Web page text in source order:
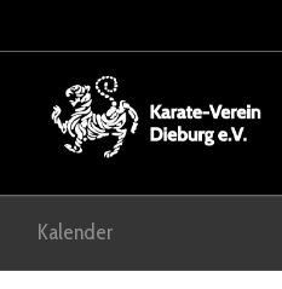
Kalender